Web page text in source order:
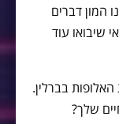
המון דברים
שיבואו עוד
בברלין.
שלך?